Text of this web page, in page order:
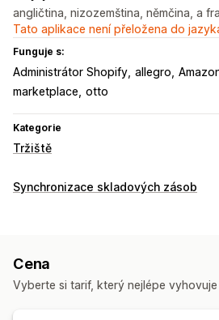
angličtina, nizozemština, němčina, a
Tato aplikace není přeložena do
Funguje s:
Administrátor Shopify allegro
marketplace otto
Kategorie
Tržiště
Správa listingů
Schvalování objednávek
Synchronizace sledování
Jednotný
Synchronizace skladových zásob
V reálném čase
Cena
Vyberte si tarif, který nejlépe